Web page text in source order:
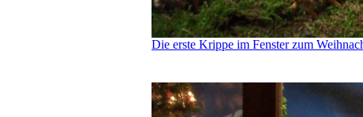
Die erste Krippe im Fenster zum